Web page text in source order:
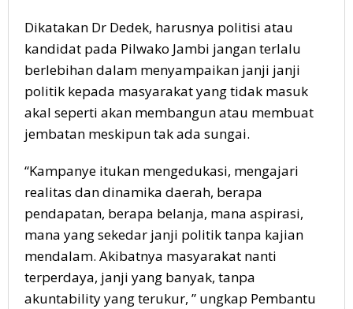
Dikatakan Dr Dedek, harusnya politisi atau
kandidat pada Pilwako Jambi jangan terlalu
berlebihan dalam menyampaikan janji janji
politik kepada masyarakat yang tidak masuk
akal seperti akan membangun atau membuat
jembatan meskipun tak ada sungai.
“Kampanye itukan mengedukasi, mengajari
realitas dan dinamika daerah, berapa
pendapatan, berapa belanja, mana aspirasi,
mana yang sekedar janji politik tanpa kajian
mendalam. Akibatnya masyarakat nanti
terperdaya, janji yang banyak, tanpa
akuntability yang terukur, ” ungkap Pembantu